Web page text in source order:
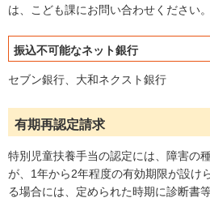
は、こども課にお問い合わせください。
振込不可能なネット銀行
セブン銀行、大和ネクスト銀行
有期再認定請求
特別児童扶養手当の認定には、障害の
が、1年から2年程度の有効期限が設け
る場合には、定められた時期に診断書